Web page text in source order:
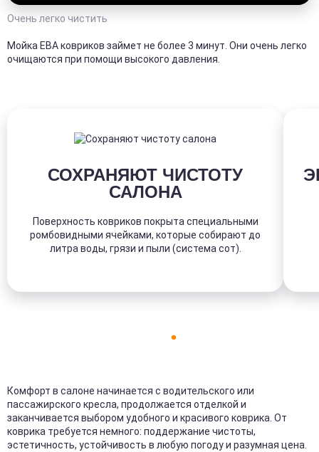
Очень легко чистить
Мойка ЕВА ковриков займет не более 3 минут. Они очень легко
очищаются при помощи высокого давления.
СОХРАНЯЮТ ЧИСТОТУ
САЛОНА
Поверхность ковриков покрыта специальными
ромбовидными ячейками, которые собирают до
литра воды, грязи и пыли (система сот).
Комфорт в салоне начинается с водительского или
пассажирского кресла, продолжается отделкой и
заканчивается выбором удобного и красивого коврика. От
коврика требуется немного: поддержание чистоты,
эстетичность, устойчивость в любую погоду и разумная цена.